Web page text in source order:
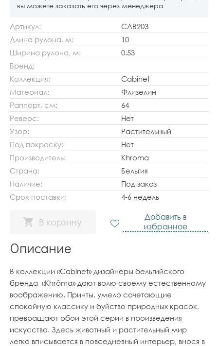
вы можете заказать его через менеджера
Артикул:
CAB203
Длина рулона, м:
10
Ширина рулона, м:
0.53
Бренд:
Коллекция:
Cabinet
Материал:
Флизелин
Раппорт, см:
64
Реверс:
Нет
Узор:
Растительный
Под покраску:
Нет
Производитель:
Khroma
Страна:
Бельгия
Наличие:
Под заказ
Срок поставки:
4-6 недель
В корзину
Добавить в
избранное
Описание
В коллекции «Cabinet» дизайнеры бельгийского
бренда «Khrôma» дают волю своему естественному
воображению. Принты, умело сочетающие
спокойную классику и буйство природных красок,
превращают обои этой серии в произведения
искусства. Здесь животный и растительный мир
легко вписывается в повседневный интерьер, внося в